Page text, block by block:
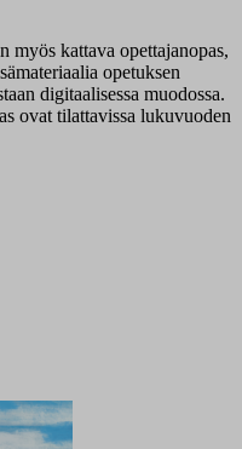
myös kattava opettajanopas,
opetuksen
digitaalisessa muodossa.
ovat tilattavissa lukuvuoden